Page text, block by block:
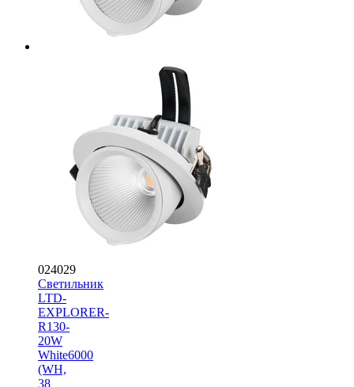
024029
Светильник
LTD-
EXPLORER-
R130-
20W
White6000
(WH,
38